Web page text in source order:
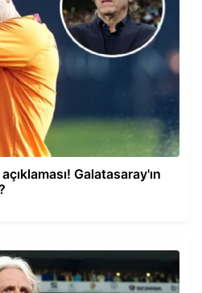
Galatasaray'ın